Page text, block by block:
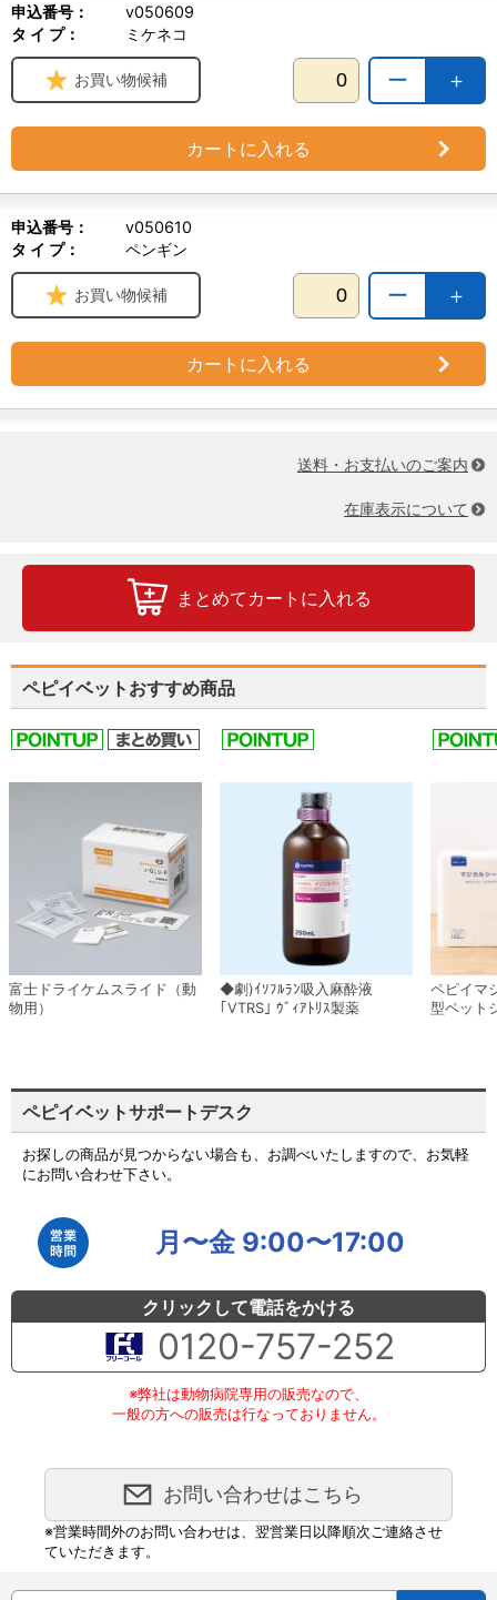
申込番号：
v050609
タ イ プ：
ミケネコ
＋
ー
お買い物候補
カートに入れる
申込番号：
v050610
タ イ プ：
ペンギン
＋
ー
お買い物候補
カートに入れる
送料・お支払いのご案内
在庫表示について
まとめてカートに入れる
ペピイベットおすすめ商品
富士ドライケムスライド（動
物用）
◆劇)ｲｿﾌﾙﾗﾝ吸入麻酔液
｢VTRS｣ ｳﾞｨｱﾄﾘｽ製薬
ペピイマ
型ペット
ペピイベットサポートデスク
お探しの商品が見つからない場合も、お調べいたしますので、お気軽
にお問い合わせ下さい。
月〜金 9:00〜17:00
クリックして電話をかける
0120-757-252
※弊社は動物病院専用の販売なので、
一般の方への販売は行なっておりません。
お問い合わせはこちら
※営業時間外のお問い合わせは、翌営業日以降順次ご連絡させ
ていただきます。